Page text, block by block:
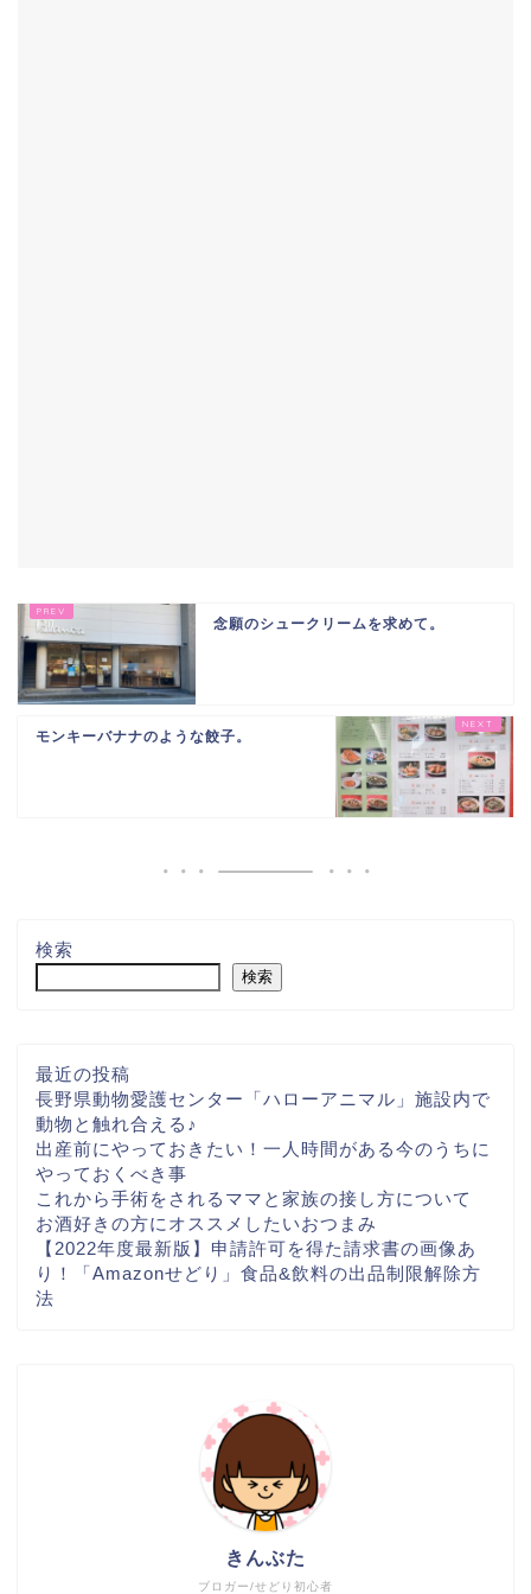
念願のシュークリームを求めて。
モンキーバナナのような餃子。
検索
検索
最近の投稿
長野県動物愛護センター「ハローアニマル」施設内で
動物と触れ合える♪
出産前にやっておきたい！一人時間がある今のうちに
やっておくべき事
これから手術をされるママと家族の接し方について
お酒好きの方にオススメしたいおつまみ
【2022年度最新版】申請許可を得た請求書の画像あ
り！「Amazonせどり」食品&飲料の出品制限解除方
法
ブロガー/せどり初心者
きんぶた